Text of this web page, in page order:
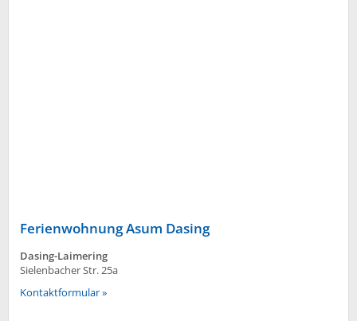
Ferienwohnung Asum Dasing
Dasing-Laimering
Sielenbacher Str. 25a
Kontaktformular »